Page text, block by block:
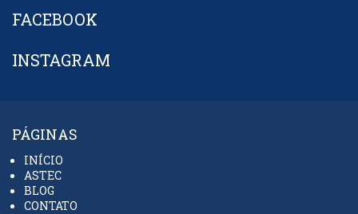
FACEBOOK
INSTAGRAM
PÁGINAS
INÍCIO
ASTEC
BLOG
CONTATO